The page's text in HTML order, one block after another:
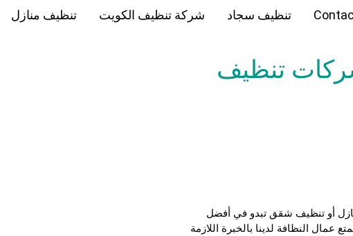
تنظيف منازل شركة تنظيف الكويت تنظيف سجاد
تنظيف
أو تنظيف شقق تبدو في أفضل
عمال النظافة لدينا بالخبرة اللازمة